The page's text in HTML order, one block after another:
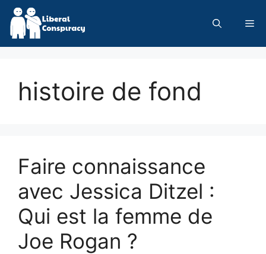
Skip
content
histoire de fond
Faire connaissance
avec Jessica Ditzel :
Qui est la femme de
Joe Rogan ?